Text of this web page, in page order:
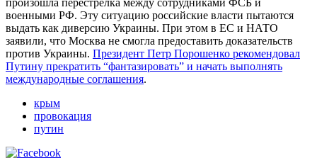
военными РФ. Эту ситуацию российские власти пытаются
выдать как диверсию Украины. При этом в ЕС и НАТО
заявили, что Москва не смогла предоставить доказательств
против Украины. Президент Петр Порошенко рекомендовал
Путину прекратить “фантазировать” и начать выполнять
международные соглашения.
крым
провокация
путин